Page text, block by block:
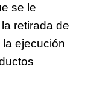
se le
retirada de
ejecución